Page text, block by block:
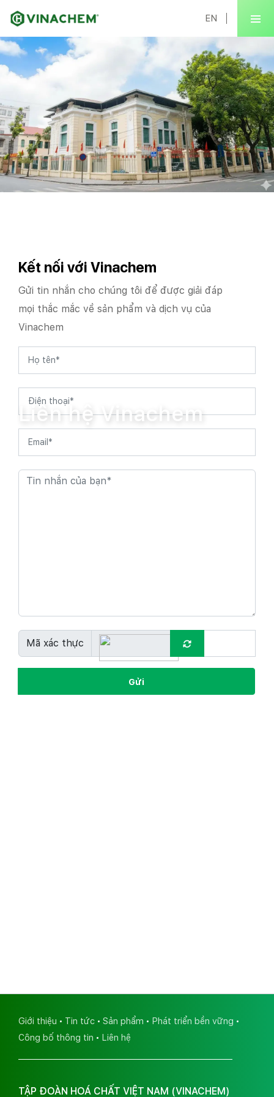
EN
Liên hệ Vinachem
Kết nối với Vinachem
Gửi tin nhắn cho chúng tôi để được giải đáp
mọi thắc mắc về sản phẩm và dịch vụ của
Vinachem
Mã xác thực
Gửi
Giới thiệu Tin tức Sản phẩm
Phát triển bền vững
Công bố thông tin
Liên hệ
TẬP ĐOÀN HOÁ CHẤT VIỆT NAM (VINACHEM)